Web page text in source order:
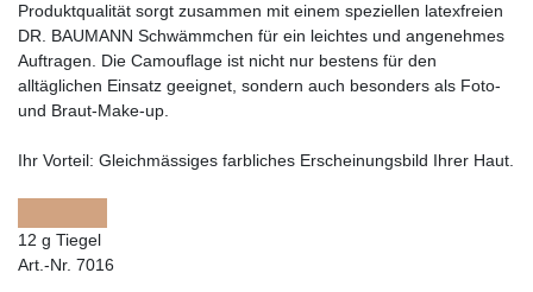
Produktqualität sorgt zusammen mit einem speziellen latexfreien
DR. BAUMANN Schwämmchen für ein leichtes und angenehmes
Auftragen. Die Camouflage ist nicht nur bestens für den
alltäglichen Einsatz geeignet, sondern auch besonders als Foto-
und Braut-Make-up.
Ihr Vorteil: Gleichmässiges farbliches Erscheinungsbild Ihrer Haut.
12 g Tiegel
Art.-Nr. 7016